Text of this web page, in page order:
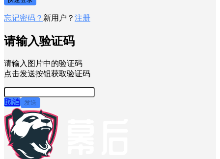
忘记密码？ 新用户？ 注册
请输入验证码
请输入图片中的验证码
点击发送按钮获取验证码
取消 发送